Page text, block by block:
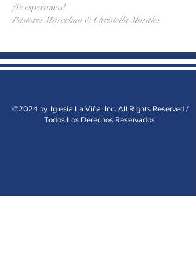
¡Te esperamos!
Pastores Marcelino & Christella Morales
©2024 by Iglesia La Viña, Inc. All Rights Reserved /
Todos Los Derechos Reservados